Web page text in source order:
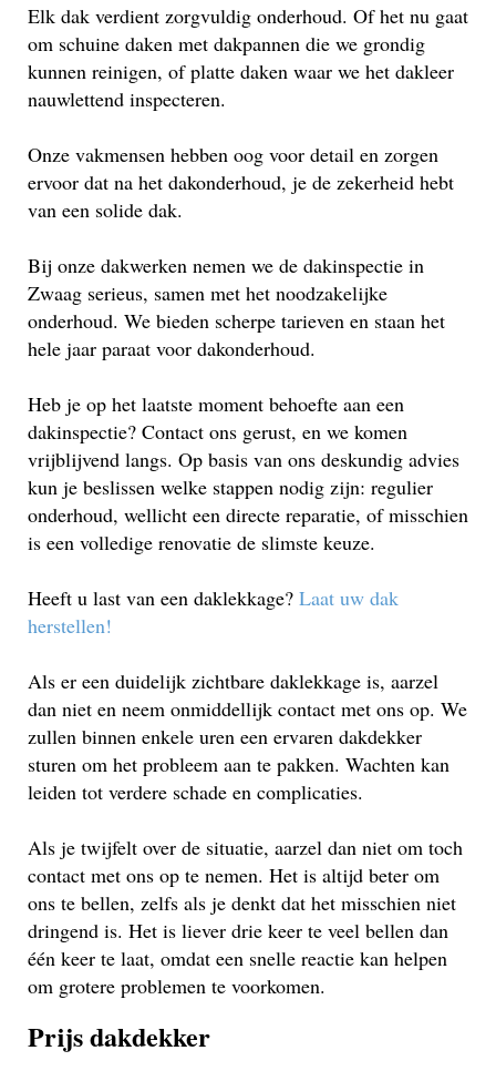
Elk dak verdient zorgvuldig onderhoud. Of het nu gaat
om schuine daken met dakpannen die we grondig
kunnen reinigen, of platte daken waar we het dakleer
nauwlettend inspecteren.
Onze vakmensen hebben oog voor detail en zorgen
ervoor dat na het dakonderhoud, je de zekerheid hebt
van een solide dak.
Bij onze dakwerken nemen we de dakinspectie in
Zwaag serieus, samen met het noodzakelijke
onderhoud. We bieden scherpe tarieven en staan het
hele jaar paraat voor dakonderhoud.
Heb je op het laatste moment behoefte aan een
dakinspectie? Contact ons gerust, en we komen
vrijblijvend langs. Op basis van ons deskundig advies
kun je beslissen welke stappen nodig zijn: regulier
onderhoud, wellicht een directe reparatie, of misschien
is een volledige renovatie de slimste keuze.
Heeft u last van een daklekkage? Laat uw dak
herstellen!
Als er een duidelijk zichtbare daklekkage is, aarzel
dan niet en neem onmiddellijk contact met ons op. We
zullen binnen enkele uren een ervaren dakdekker
sturen om het probleem aan te pakken. Wachten kan
leiden tot verdere schade en complicaties.
Als je twijfelt over de situatie, aarzel dan niet om toch
contact met ons op te nemen. Het is altijd beter om
ons te bellen, zelfs als je denkt dat het misschien niet
dringend is. Het is liever drie keer te veel bellen dan
één keer te laat, omdat een snelle reactie kan helpen
om grotere problemen te voorkomen.
Prijs dakdekker